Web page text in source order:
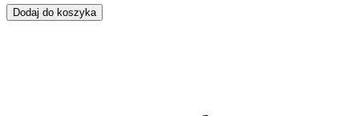
Dodaj do koszyka